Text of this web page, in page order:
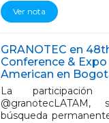
Ver nota
GRANOTEC en
Conference &
American en
La
búsqueda